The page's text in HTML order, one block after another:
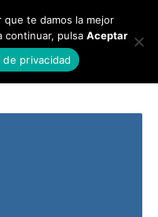
que te damos la mejor
continuar, pulsa Aceptar
de privacidad